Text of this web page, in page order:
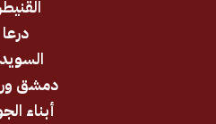
دمشق وريفها
أبناء الجولان